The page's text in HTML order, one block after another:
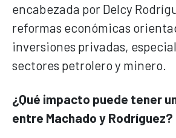
encabezada por Delcy
reformas económicas
inversiones privadas,
sectores petrolero y minero.
¿Qué impacto puede tener
entre Machado y Rodríguez?